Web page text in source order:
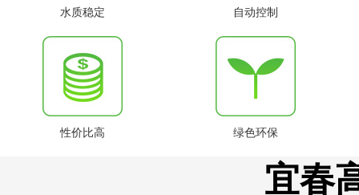
水质稳定 自动控制
性价比高 绿色环保
宜春